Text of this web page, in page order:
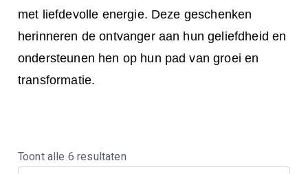
met liefdevolle energie. Deze geschenken
herinneren de ontvanger aan hun geliefdheid en
ondersteunen hen op hun pad van groei en
transformatie.
Toont alle 6 resultaten